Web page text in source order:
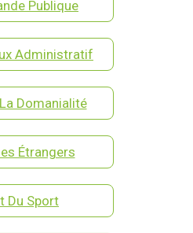
Publique
Administratif
Domanialité
Étrangers
Du Sport